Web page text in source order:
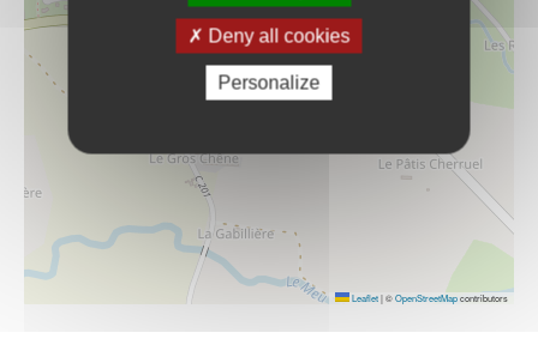
Leaflet|©OpenStreetMapcontributors
Deny all cookies
Personalize